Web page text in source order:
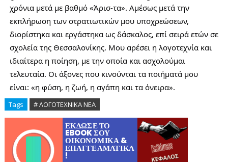
χρόνια μετά με βαθμό «Άρισ-τα». Αμέσως μετά την
εκπλήρωση των στρατιωτικών μου υποχρεώσεων,
διορίστηκα και εργάστηκα ως δάσκαλος, επί σειρά ετών σε
σχολεία της Θεσσαλονίκης. Μου αρέσει η λογοτεχνία και
ιδιαίτερα η ποίηση, με την οποία και ασχολούμαι
τελευταία. Οι άξονες που κινούνται τα ποιήματά μου
είναι: «η φύση, η ζωή, η αγάπη και τα όνειρα».
Tags # ΛΟΓΟΤΕΧΝΙΚΑ ΝΕΑ